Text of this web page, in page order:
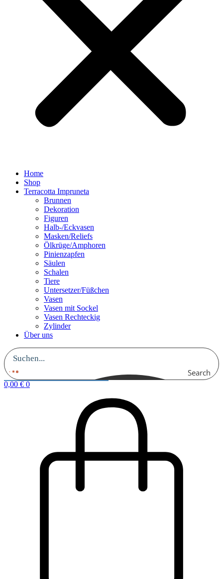
Home
Shop
Terracotta Impruneta
Brunnen
Dekoration
Figuren
Halb-/Eckvasen
Masken/Reliefs
Ölkrüge/Amphoren
Pinienzapfen
Säulen
Schalen
Tiere
Untersetzer/Füßchen
Vasen
Vasen mit Sockel
Vasen Rechteckig
Zylinder
Über uns
Search
0,00 € 0